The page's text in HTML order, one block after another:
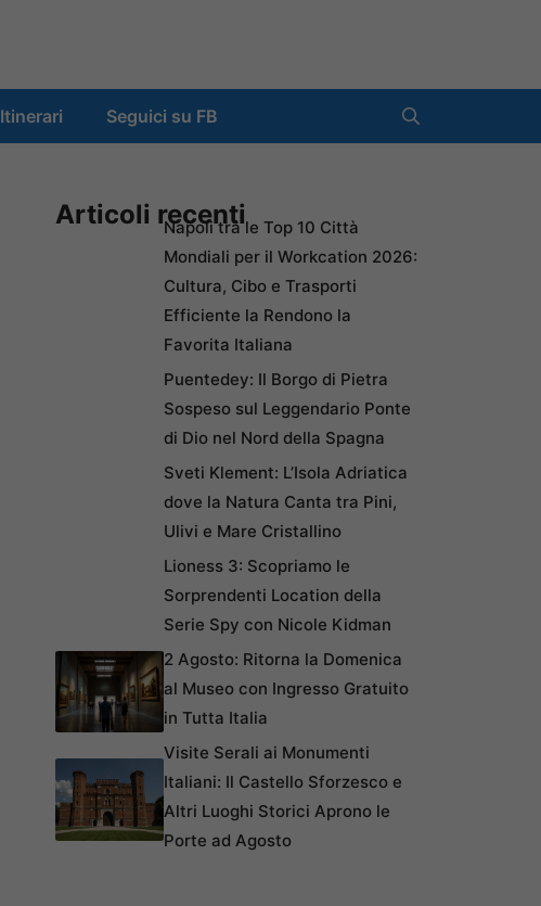
Itinerari Seguici su FB
Articoli recentiNapoli tra le Top 10 Città
Mondiali per il Workcation 2026:
Cultura, Cibo e Trasporti
Efficiente la Rendono la
Favorita Italiana
Puentedey: Il Borgo di Pietra
Sospeso sul Leggendario Ponte
di Dio nel Nord della Spagna
Sveti Klement: L’Isola Adriatica
dove la Natura Canta tra Pini,
Ulivi e Mare Cristallino
Lioness 3: Scopriamo le
Sorprendenti Location della
Serie Spy con Nicole Kidman
2 Agosto: Ritorna la Domenica
al Museo con Ingresso Gratuito
in Tutta Italia
Visite Serali ai Monumenti
Italiani: Il Castello Sforzesco e
Altri Luoghi Storici Aprono le
Porte ad Agosto